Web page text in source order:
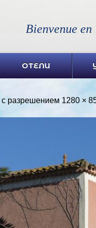
Bienvenue
ОТЕЛИ
с разрешением 1280 ×